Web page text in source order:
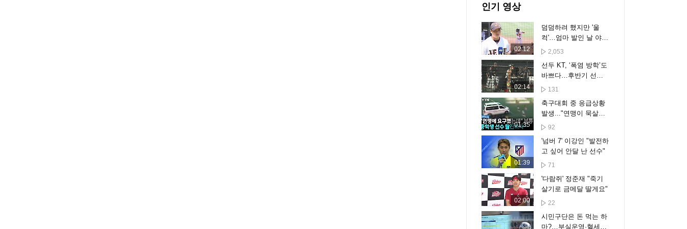
인기 영상
02:12
덤덤하려 했지만 '울
컥'…엄마 발인 날 야구
장 선 아들의 진심
2,053
02:14
선두 KT, ‘폭염 방학’도
바쁘다…후반기 선두
수성 준비
131
01:35
축구대회 중 응급상황
발생..."연맹이 묵살했
다" 감독들 분노 [자막
92
01:39
'넘버 7' 이강인 "발전하
고 싶어 안달 난 선수"
71
02:00
'다람쥐' 정준재 "죽기
살기로 금메달 딸게요"
22
시민구단은 돈 먹는 하
마?…부실운영·혈세낭